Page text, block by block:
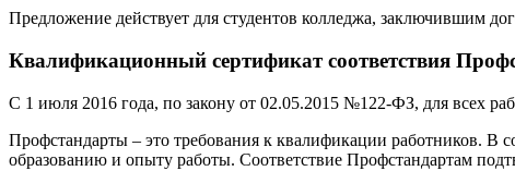
Предложение действует для студентов колледжа, заключившим
Квалификационный сертификат соответствия
С 1 июля 2016 года, по закону от 02.05.2015 №122-ФЗ, для всех
Профстандарты – это требования к квалификации работников.
образованию и опыту работы. Соответствие Профстандартам